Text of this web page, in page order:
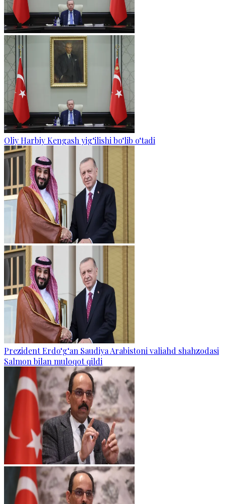
Oliy Harbiy Kengash yig‘ilishi bo‘lib o‘tadi
Prezident Erdo‘g‘an Saudiya Arabistoni valiahd shahzodasi
Salmon bilan muloqot qildi